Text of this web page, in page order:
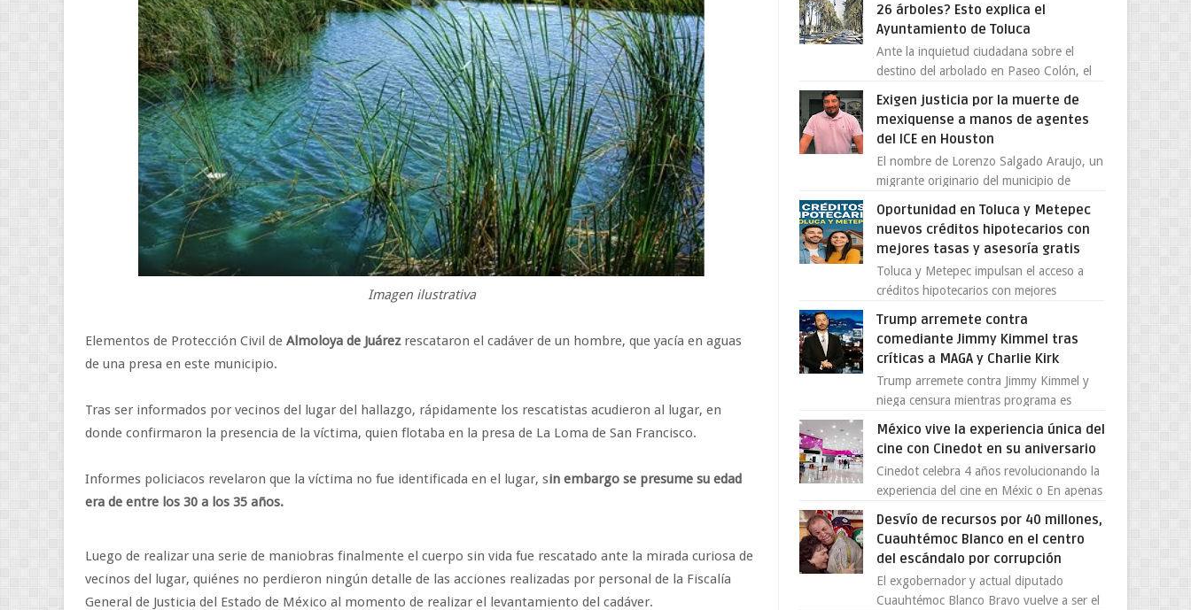
Imagen ilustrativa
Elementos de Protección Civil de Almoloya de Juárezrescataron el cadáver de un hombre, que yacía en aguas
de una presa en este municipio.
Tras ser informados por vecinos del lugar del hallazgo, rápidamente los rescatistas acudieron al lugar, en
donde confirmaron la presencia de la víctima, quien flotaba en la presa de La Loma de San Francisco.
Informes policiacos revelaron que la víctima no fue identificada en el lugar, sin embargo se presume su edad
era de entre los 30 a los 35 años.
Luego de realizar una serie de maniobras finalmente el cuerpo sin vida fue rescatado ante la mirada curiosa de
vecinos del lugar, quiénes no perdieron ningún detalle de las acciones realizadas por personal de la Fiscalía
General de Justicia del Estado de México al momento de realizar el levantamiento del cadáver.
26 árboles? Esto explica el
Ayuntamiento de Toluca
Ante la inquietud ciudadana sobre el
destino del arbolado en Paseo Colón, el
solo 26 ejemplares será...
Exigen justicia por la muerte de
mexiquense a manos de agentes
del ICE en Houston
El nombre de Lorenzo Salgado Araujo, un
migrante originario del municipio de
convertido en el centro de un...
Oportunidad en Toluca y Metepec
nuevos créditos hipotecarios con
mejores tasas y asesoría gratis
Toluca y Metepec impulsan el acceso a
créditos hipotecarios con mejores
emprendedores Con la creciente neces...
Trump arremete contra
comediante Jimmy Kimmel tras
críticas a MAGA y Charlie Kirk
Trump arremete contra Jimmy Kimmel y
niega censura mientras programa es
programa Jimmy Kimmel Live! ...
México vive la experiencia única del
cine con Cinedot en su aniversario
Cinedot celebra 4 años revolucionando la
experiencia del cine en Méxic o En apenas
cuatro años, Cinedot ha demostrado que
Desvío de recursos por 40 millones,
Cuauhtémoc Blanco en el centro
del escándalo por corrupción
El exgobernador y actual diputado
Cuauhtémoc Blanco Bravo vuelve a ser el